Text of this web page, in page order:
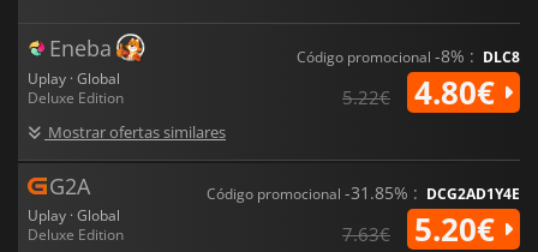
Eneba
Uplay · Global
Deluxe Edition
Mostrar ofertas similares
Código promocional -8% : DLC8
5.22€ 4.80€
G2A
Uplay · Global
Deluxe Edition
Código promocional -31.85% : DCG2AD1Y4E
7.63€ 5.20€